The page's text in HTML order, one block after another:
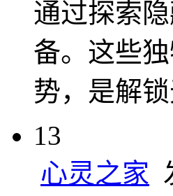
通过探索
备。这些
势，是解
13
心灵之家